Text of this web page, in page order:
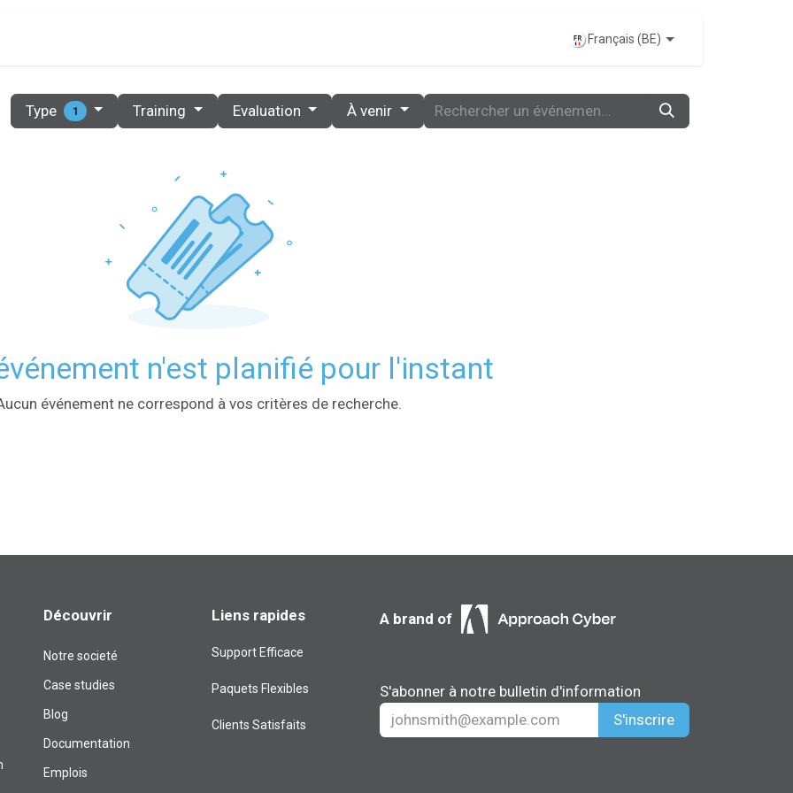
Français (BE)
Type 1 Training Evaluation À venir
n'est planifié pour l'instant
événement ne correspond à vos critères de recherche.
Découvrir
Notre societé
Case studies
Blog​
Documentation
Emplois
Liens rapides
Support Efficace
Paquets Flexibles
Clients Satisfaits
A brand of
S'abonner à notre bulletin d'information
S'inscrire